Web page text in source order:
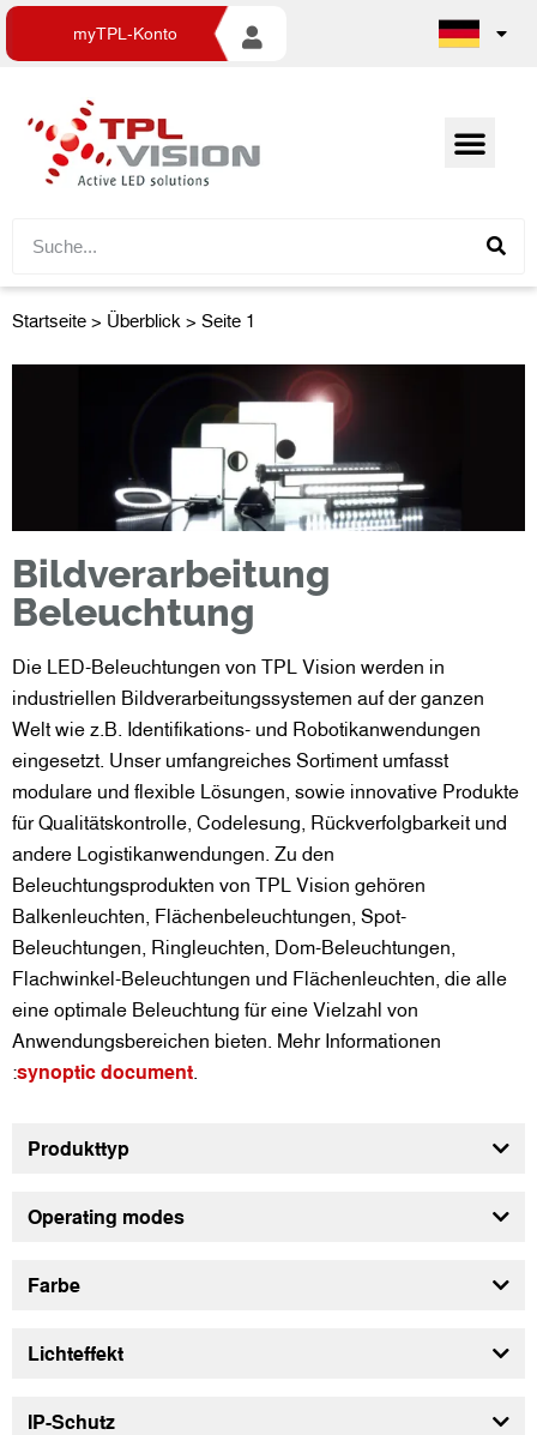
myTPL-Konto
Startseite > Überblick > Seite 1
Bildverarbeitung
Beleuchtung
Die LED-Beleuchtungen von TPL Vision werden in
industriellen Bildverarbeitungssystemen auf der ganzen
Welt wie z.B. Identifikations- und Robotikanwendungen
eingesetzt. Unser umfangreiches Sortiment umfasst
modulare und flexible Lösungen, sowie innovative Produkte
für Qualitätskontrolle, Codelesung, Rückverfolgbarkeit und
andere Logistikanwendungen. Zu den
Beleuchtungsprodukten von TPL Vision gehören
Balkenleuchten, Flächenbeleuchtungen, Spot-
Beleuchtungen, Ringleuchten, Dom-Beleuchtungen,
Flachwinkel-Beleuchtungen und Flächenleuchten, die alle
eine optimale Beleuchtung für eine Vielzahl von
Anwendungsbereichen bieten. Mehr Informationen
:synoptic document
Produkttyp
Operating modes
Farbe
Lichteffekt
IP-Schutz